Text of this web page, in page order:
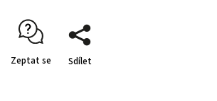
Zeptat se Sdílet